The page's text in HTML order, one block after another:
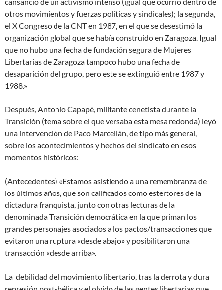
otros movimientos y fuerzas políticas y sindicales); la segunda,
el X Congreso de la CNT en 1987, en el que se desestimó la
organización global que se había construido en Zaragoza. Igual
que no hubo una fecha de fundación segura de Mujeres
Libertarias de Zaragoza tampoco hubo una fecha de
desaparición del grupo, pero este se extinguió entre 1987 y
1988.»
Después, Antonio Capapé, militante cenetista durante la
Transición (tema sobre el que versaba esta mesa redonda) leyó
una intervención de Paco Marcellán, de tipo más general,
sobre los acontecimientos y hechos del sindicato en esos
momentos históricos:
(Antecedentes) «Estamos asistiendo a una remembranza de
los últimos años, que son calificados como estertores de la
dictadura franquista, junto con otras lecturas de la
denominada Transición democrática en la que priman los
grandes personajes asociados a los pactos/transacciones que
evitaron una ruptura «desde abajo» y posibilitaron una
transacción «desde arriba».
La debilidad del movimiento libertario, tras la derrota y dura